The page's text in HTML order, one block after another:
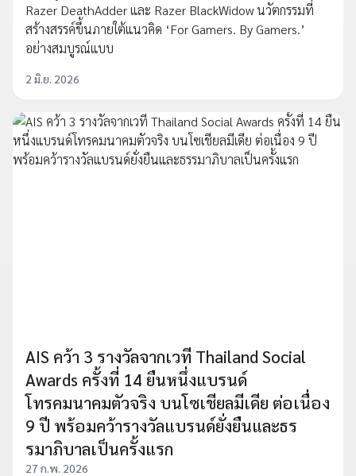
Razer DeathAdder และ Razer BlackWidow นวัตกรรมที่
สร้างสรรค์ขึ้นภายใต้แนวคิด ‘For Gamers. By Gamers.’
อย่างสมบูรณ์แบบ
2 มิ.ย. 2026
AIS คว้า 3 รางวัลจากเวที Thailand Social
Awards ครั้งที่ 14 ยืนหนึ่งแบรนด์
โทรคมนาคมตัวจริง บนโซเชียลมีเดีย ต่อเนื่อง
9 ปี พร้อมคว้ารางวัลแบรนด์ยั่งยืนและธร
รมาภิบาลเป็นครั้งแรก
27 ก.พ. 2026